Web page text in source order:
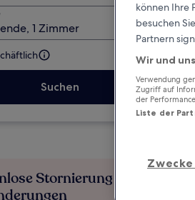
1 Zimmer
Suchen
Stornierung bei
können Ihre
besuchen
Partnern
Wir und
Verwendung
Zugriff auf
der
Liste der